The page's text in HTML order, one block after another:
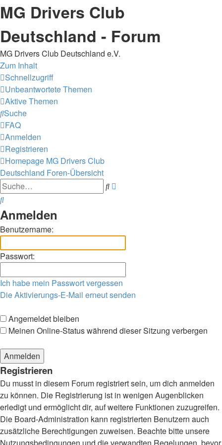
MG Drivers Club
Deutschland - Forum
MG Drivers Club Deutschland e.V.
Zum Inhalt
Schnellzugriff
Unbeantwortete Themen
Aktive Themen
Suche
FAQ
Anmelden
Registrieren
Homepage MG Drivers Club
Deutschland Foren-Übersicht
Suche
Suche
Anmelden
Benutzername:
Passwort:
Ich habe mein Passwort vergessen
Die Aktivierungs-E-Mail erneut senden
Angemeldet bleiben
Meinen Online-Status während dieser Sitzung verbergen
Registrieren
Du musst in diesem Forum registriert sein, um dich anmelden
zu können. Die Registrierung ist in wenigen Augenblicken
erledigt und ermöglicht dir, auf weitere Funktionen zuzugreifen.
Die Board-Administration kann registrierten Benutzern auch
zusätzliche Berechtigungen zuweisen. Beachte bitte unsere